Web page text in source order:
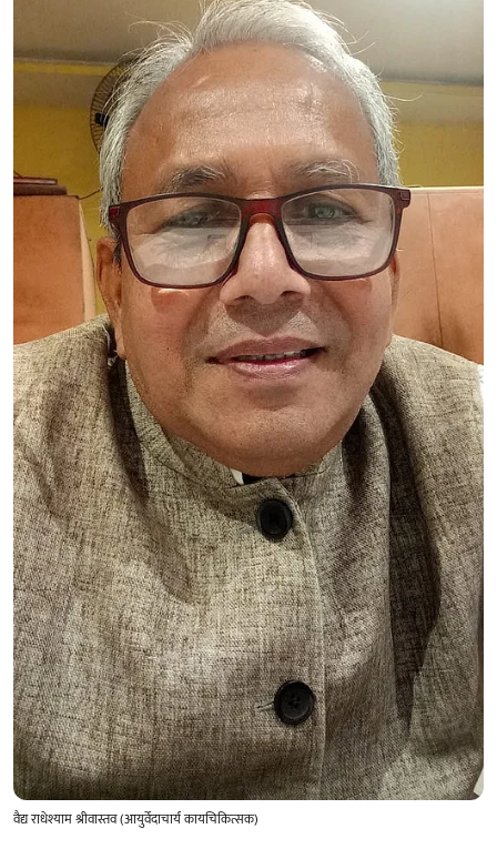
वैद्य राधेश्याम श्रीवास्तव (आयुर्वेदाचार्य कायचिकित्सक)